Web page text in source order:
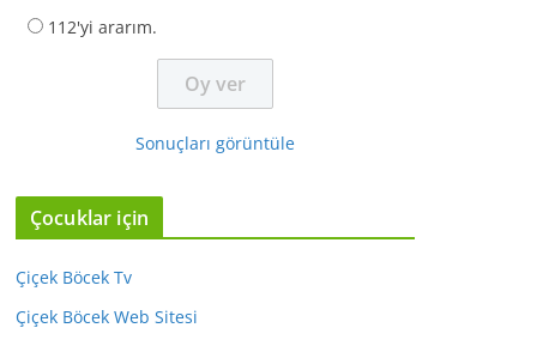
112'yi ararım.
Sonuçları görüntüle
Çocuklar için
Çiçek Böcek Tv
Çiçek Böcek Web Sitesi